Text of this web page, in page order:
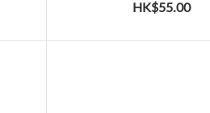
HK$55.00